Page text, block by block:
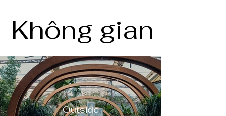
Không gian
Outside